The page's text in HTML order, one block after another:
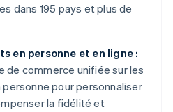
dans 195 pays et plus de
en personne et en ligne :
de commerce unifiée sur les
personne pour personnaliser
la fidélité et